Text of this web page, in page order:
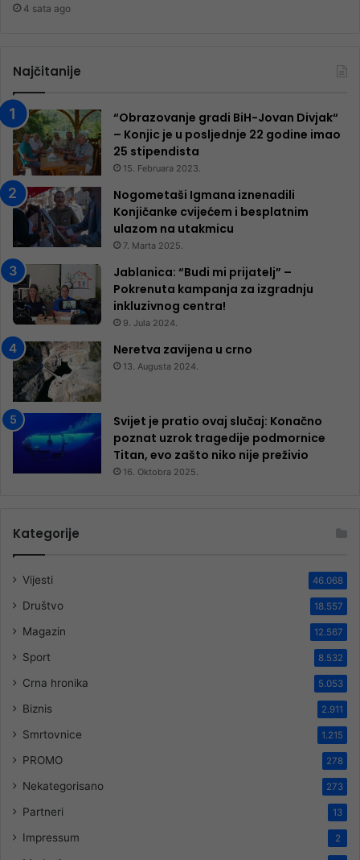
4 sata ago
Najčitanije
“Obrazovanje gradi BiH-Jovan Divjak“
– Konjic je u posljednje 22 godine imao
25 ​​stipendista
15. Februara 2023.
Nogometaši Igmana iznenadili
Konjičanke cvijećem i besplatnim
ulazom na utakmicu
7. Marta 2025.
Jablanica: “Budi mi prijatelj” –
Pokrenuta kampanja za izgradnju
inkluzivnog centra!
9. Jula 2024.
Neretva zavijena u crno
13. Augusta 2024.
Svijet je pratio ovaj slučaj: Konačno
poznat uzrok tragedije podmornice
Titan, evo zašto niko nije preživio
16. Oktobra 2025.
Kategorije
Vijesti 46.068
Društvo 18.557
Magazin 12.567
Sport 8.532
Crna hronika 5.053
Biznis 2.911
Smrtovnice 1.215
PROMO 278
Nekategorisano 273
Partneri 13
Impressum 2